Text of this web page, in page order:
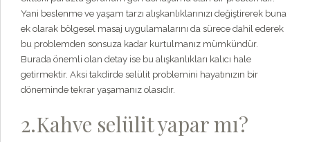
Yani beslenme ve yaşam tarzı alışkanlıklarınızı değiştirerek buna
ek olarak bölgesel masaj uygulamalarını da sürece dahil ederek
bu problemden sonsuza kadar kurtulmanız mümkündür.
Burada önemli olan detay ise bu alışkanlıkları kalıcı hale
getirmektir. Aksi takdirde selülit problemini hayatınızın bir
döneminde tekrar yaşamanız olasıdır.
2.Kahve selülit yapar mı?